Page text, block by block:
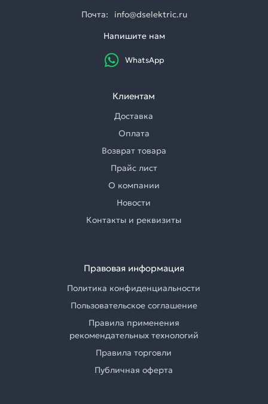
Почта:
info@dselektric.ru
Напишите нам
WhatsApp
Клиентам
Доставка
Оплата
Возврат товара
Прайс лист
О компании
Новости
Контакты и реквизиты
Правовая информация
Политика конфиденциальности
Пользовательское соглашение
Правила применения
рекомендательных технологий
Правила торговли
Публичная оферта